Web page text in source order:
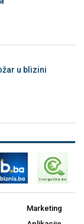
u blizini
Marketing